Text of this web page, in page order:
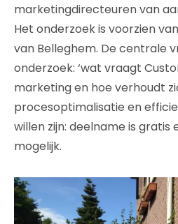
marketingdirecteuren van
Het onderzoek is voorzien
van Belleghem. De centrale
onderzoek: ‘wat vraagt
marketing en hoe verhoudt
procesoptimalisatie en
willen zijn: deelname is gratis
mogelijk.